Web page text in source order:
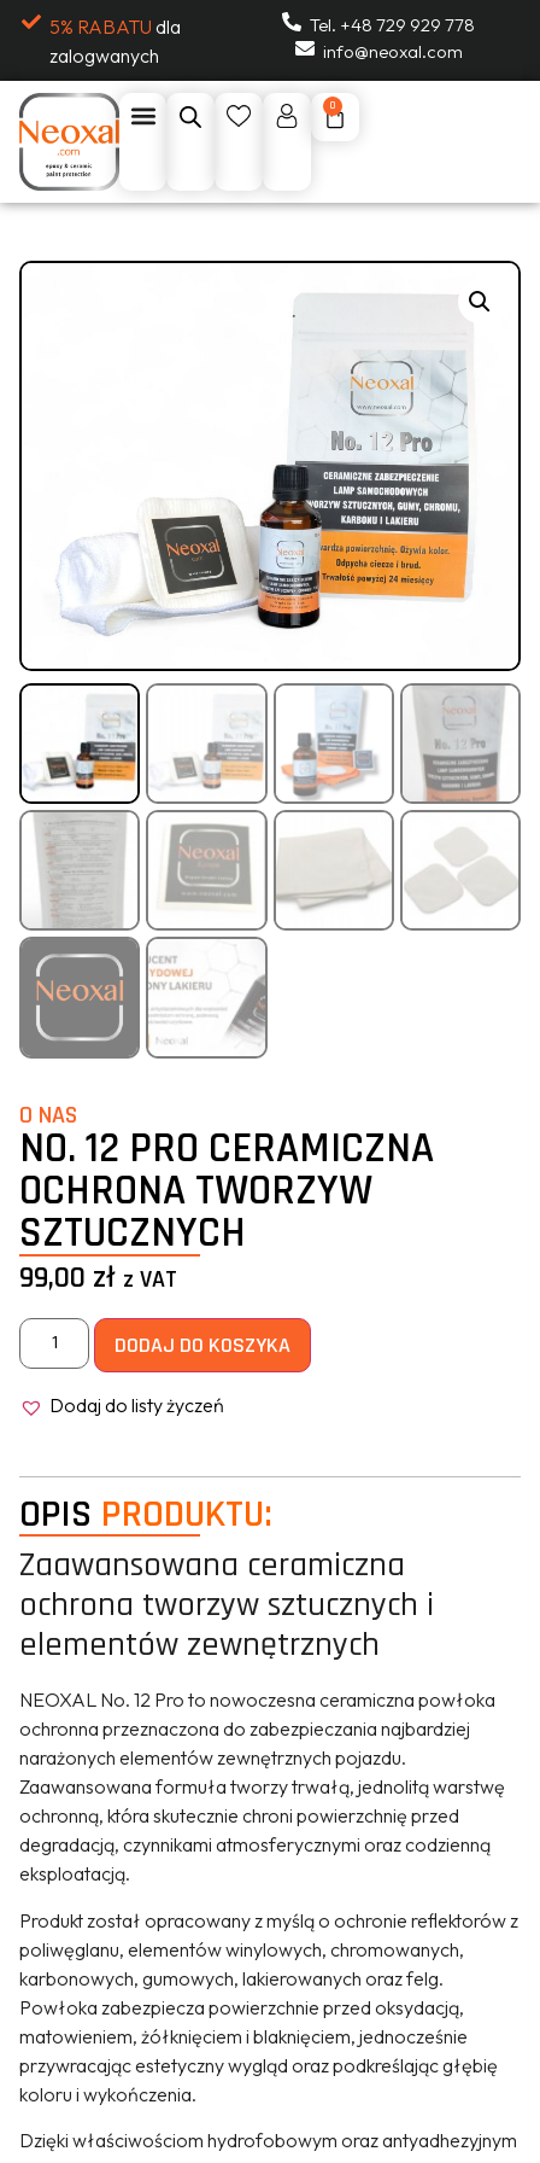
5% RABATU dla
zalogwanych
Tel. +48 729 929 778
info@neoxal.com
0
O NAS
NO. 12 PRO CERAMICZNA
OCHRONA TWORZYW
SZTUCZNYCH
99,00 zł z VAT
DODAJ DO KOSZYKA
Dodaj do listy życzeń
OPIS PRODUKTU:
Zaawansowana ceramiczna
ochrona tworzyw sztucznych i
elementów zewnętrznych
NEOXAL No. 12 Pro to nowoczesna ceramiczna powłoka
ochronna przeznaczona do zabezpieczania najbardziej
narażonych elementów zewnętrznych pojazdu.
Zaawansowana formuła tworzy trwałą, jednolitą warstwę
ochronną, która skutecznie chroni powierzchnię przed
degradacją, czynnikami atmosferycznymi oraz codzienną
eksploatacją.
Produkt został opracowany z myślą o ochronie reflektorów z
poliwęglanu, elementów winylowych, chromowanych,
karbonowych, gumowych, lakierowanych oraz felg.
Powłoka zabezpiecza powierzchnie przed oksydacją,
matowieniem, żółknięciem i blaknięciem, jednocześnie
przywracając estetyczny wygląd oraz podkreślając głębię
koloru i wykończenia.
Dzięki właściwościom hydrofobowym oraz antyadhezyjnym